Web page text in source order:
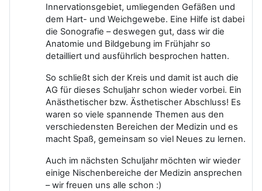
Innervationsgebiet, umliegenden Gefäßen und
dem Hart- und Weichgewebe. Eine Hilfe ist dabei
die Sonografie – deswegen gut, dass wir die
Anatomie und Bildgebung im Frühjahr so
detailliert und ausführlich besprochen hatten.
So schließt sich der Kreis und damit ist auch die
AG für dieses Schuljahr schon wieder vorbei. Ein
Anästhetischer bzw. Ästhetischer Abschluss! Es
waren so viele spannende Themen aus den
verschiedensten Bereichen der Medizin und es
macht Spaß, gemeinsam so viel Neues zu lernen.
Auch im nächsten Schuljahr möchten wir wieder
einige Nischenbereiche der Medizin ansprechen
– wir freuen uns alle schon :)